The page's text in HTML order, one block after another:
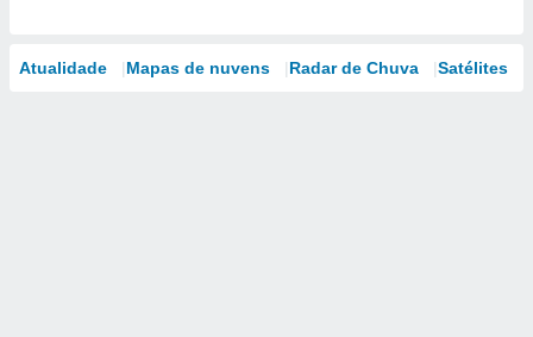
Atualidade Mapas de nuvens Radar de Chuva Satélites